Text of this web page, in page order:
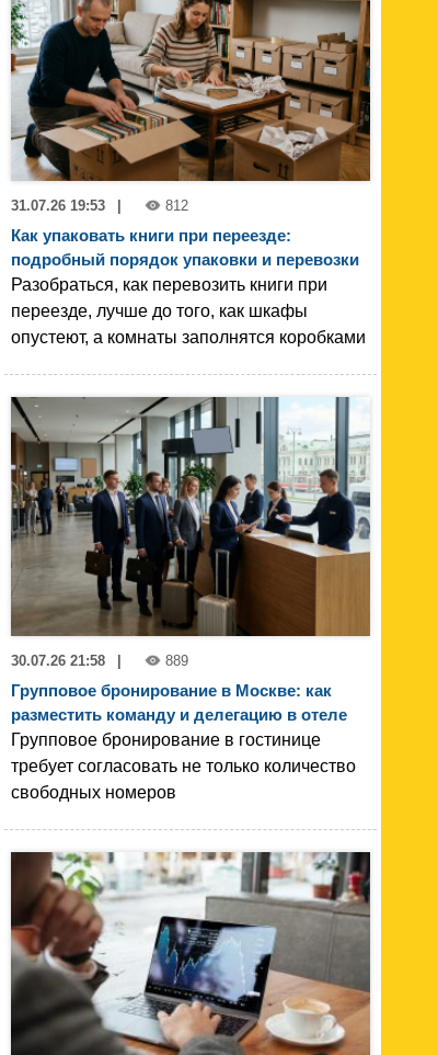
31.07.26 19:53 | 812
Как упаковать книги при переезде:
подробный порядок упаковки и перевозки
Разобраться, как перевозить книги при
переезде, лучше до того, как шкафы
опустеют, а комнаты заполнятся коробками
30.07.26 21:58 889
Групповое бронирование в Москве: как
разместить команду и делегацию в отеле
Групповое бронирование в гостинице
требует согласовать не только количество
свободных номеров